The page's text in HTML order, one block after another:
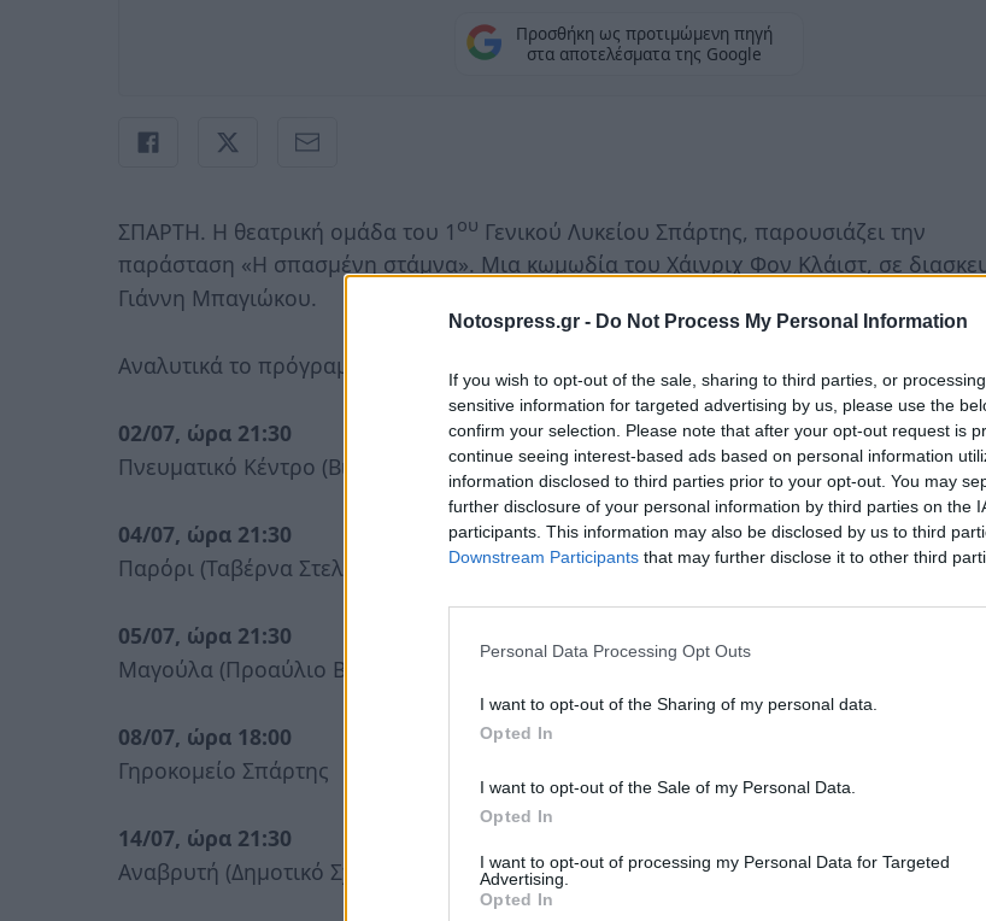
Notospress.gr - Do Not Process My Personal Information
If you wish to opt-out of the sale, sharing to third parties, or
sensitive information for targeted advertising by us, please use the
confirm your selection. Please note that after your opt-out request is
continue seeing interest-based ads based on personal information
information disclosed to third parties prior to your opt-out. You may
further disclosure of your personal information by third parties on the
participants. This information may also be disclosed by us to third
Downstream Participants that may further disclose it to other third
Personal Data Processing Opt Outs
I want to opt-out of the Sharing of my personal data.
Opted In
I want to opt-out of the Sale of my Personal Data.
Opted In
I want to opt-out of processing my Personal Data for Targeted
Advertising.
Opted In
Προσθήκη ως προτιμώμενη πηγή
στα αποτελέσματα της Google
ΣΠΑΡΤΗ. Η θεατρική ομάδα του 1 ου Γενικού Λυκείου Σπάρτης, παρουσιάζει την
παράσταση «Η σπασμένη στάμνα». Μια κωμωδία του Χάινριχ Φον Κλάιστ, σε
Γιάννη Μπαγιώκου.
Αναλυτικά το πρόγραμμα έχει ως εξής:
02/07, ώρα 21:30
Πνευματικό Κέντρο (Βιβλιοθήκη)
04/07, ώρα 21:30
Παρόρι (Ταβέρνα Στελλάκου)
05/07, ώρα 21:30
Μαγούλα (Προαύλιο Βυζαντινού Παρεκκλησιού)
08/07, ώρα 18:00
Γηροκομείο Σπάρτης
14/07, ώρα 21:30
Αναβρυτή (Δημοτικό Σχολείο)